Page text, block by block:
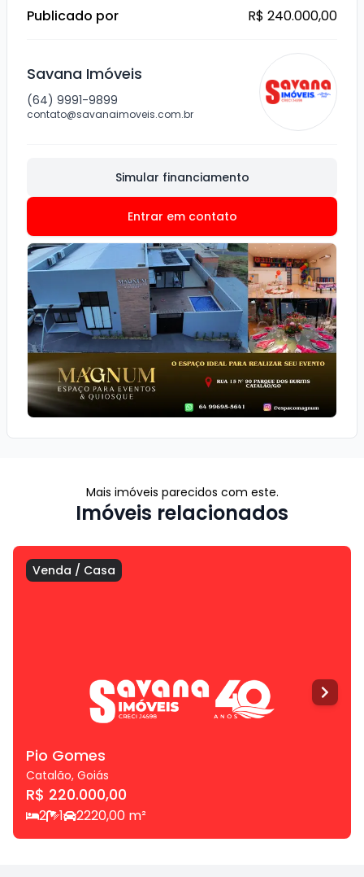
Publicado por R$ 240.000,00
Savana Imóveis
(64) 9991-9899
contato@savanaimoveis.com.br
Simular financiamento
Entrar em contato
Mais imóveis parecidos com este.
Imóveis relacionados
Venda / Casa
Pio Gomes
Catalão, Goiás
R$ 220.000,00
2 1 2220,00 m²